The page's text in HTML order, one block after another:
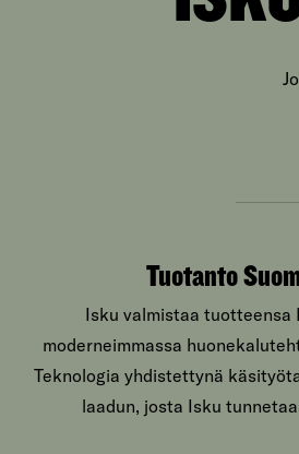
Tuotanto
Isku valmistaa tuotteensa
moderneimmassa
Teknologia yhdistettynä
laadun, josta Isku